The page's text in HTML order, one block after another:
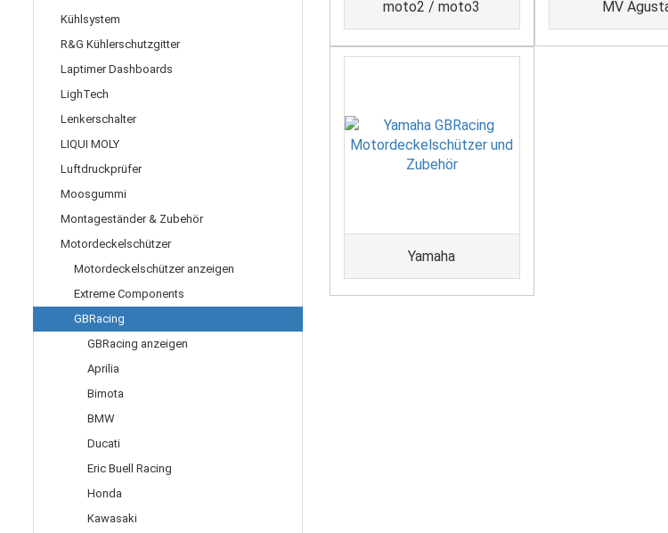
moto2 / moto3 MV
Yamaha
Kühlsystem
R&G Kühlerschutzgitter
Laptimer Dashboards
LighTech
Lenkerschalter
LIQUI MOLY
Luftdruckprüfer
Moosgummi
Montageständer & Zubehör
Motordeckelschützer
Motordeckelschützer anzeigen
Extreme Components
GBRacing
GBRacing anzeigen
Aprilia
Bimota
BMW
Ducati
Eric Buell Racing
Honda
Kawasaki